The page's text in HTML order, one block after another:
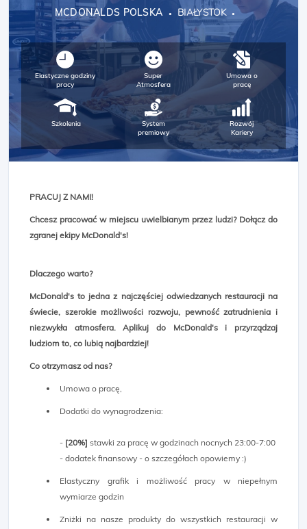
MCDONALDS POLSKA BIAŁYSTOK
Elastyczne godziny
pracy
Super
Atmosfera
Umowa o
pracę
Szkolenia
System
premiowy
Rozwój
Kariery
PRACUJ Z NAMI!
Chcesz pracować w miejscu uwielbianym przez ludzi? Dołącz do
zgranej ekipy McDonald's!
Dlaczego warto?
McDonald's to jedna z najczęściej odwiedzanych restauracji na
świecie, szerokie możliwości rozwoju, pewność zatrudnienia i
niezwykła atmosfera. Aplikuj do McDonald's i przyrządzaj
ludziom to, co lubią najbardziej!
Co otrzymasz od nas?
Umowa o pracę,
Dodatki do wynagrodzenia:
- [20%] stawki za pracę w godzinach nocnych 23:00-7:00
- dodatek finansowy - o szczegółach opowiemy :)
Elastyczny grafik i możliwość pracy w niepełnym
wymiarze godzin
Zniżki na nasze produkty do wszystkich restauracji w